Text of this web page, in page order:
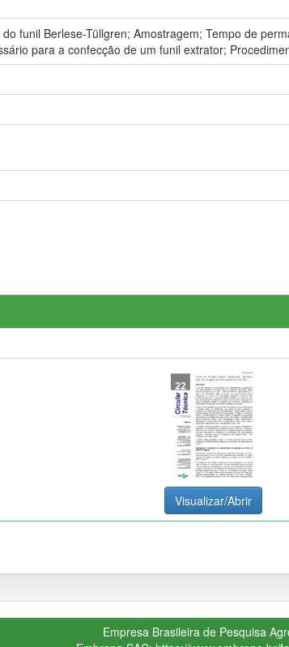
funil Berlese-Tüllgren; Amostragem; Tempo de
para a confecção de um funil extrator;
Visualizar/Abrir
Empresa Brasileira de Pesquisa